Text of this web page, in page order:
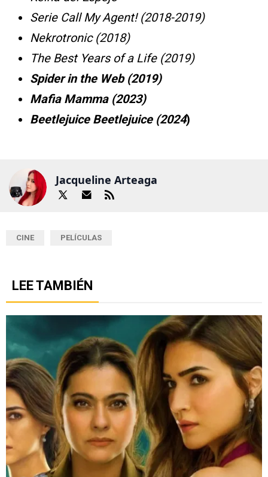
Serie Call My Agent! (2018-2019)
Nekrotronic (2018)
The Best Years of a Life (2019)
Spider in the Web (2019)
Mafia Mamma (2023)
Beetlejuice Beetlejuice (2024)
Jacqueline Arteaga
CINE PELÍCULAS
LEE TAMBIÉN